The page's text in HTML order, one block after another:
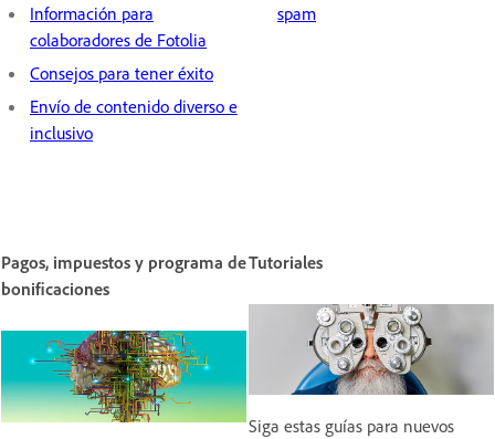
Información para
colaboradores de Fotolia
Consejos para tener éxito
Envío de contenido diverso e
inclusivo
spam
Pagos, impuestos y programa de
bonificaciones
Tutoriales
Siga estas guías para nuevos